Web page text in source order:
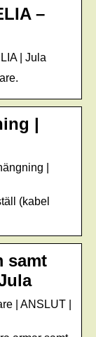
–
| Jula
|
|
(kabel
samt
| ANSLUT |